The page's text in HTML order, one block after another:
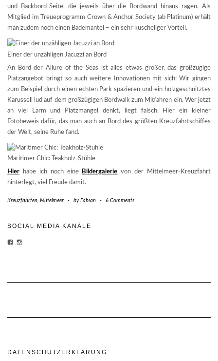
und Backbord-Seite, die jeweils über die Bordwand hinaus ragen. Als
Mitglied im Treueprogramm Crown & Anchor Society (ab Platinum) erhält
man zudem noch einen Bademantel – ein sehr kuscheliger Vorteil.
Einer der unzähligen Jacuzzi an Bord
An Bord der Allure of the Seas ist alles etwas größer, das großzügige
Platzangebot bringt so auch weitere Innovationen mit sich: Wir gingen
zum Beispiel durch einen echten Park spazieren und ein holzgeschnitztes
Karussell lud auf dem großzügigen Bordwalk zum Mitfahren ein. Wer jetzt
an viel Lärm und Platzmangel denkt, liegt falsch. Hier ein kleiner
Fotobeweis dafür, das man auch an Bord des größten Kreuzfahrtschiffes
der Welt, seine Ruhe fand.
Maritimer Chic: Teakholz-Stühle
Hier habe ich noch eine Bildergalerie von der Mittelmeer-Kreuzfahrt
hinterlegt, viel Freude damit.
Kreuzfahrten Mittelmeer - byFabian - 6 Comments
SOCIAL MEDIA KANÄLE
PROFIL
FACEBOOK
PROFIL
DATENSCHUTZERKLÄRUNG